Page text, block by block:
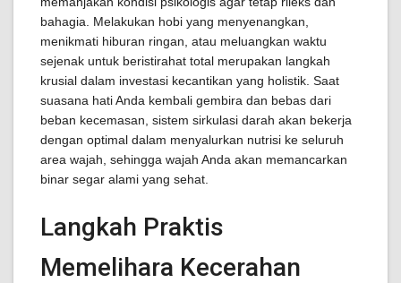
bahagia. Melakukan hobi yang menyenangkan,
menikmati hiburan ringan, atau meluangkan waktu
sejenak untuk beristirahat total merupakan langkah
krusial dalam investasi kecantikan yang holistik. Saat
suasana hati Anda kembali gembira dan bebas dari
beban kecemasan, sistem sirkulasi darah akan bekerja
dengan optimal dalam menyalurkan nutrisi ke seluruh
area wajah, sehingga wajah Anda akan memancarkan
binar segar alami yang sehat.
Langkah Praktis
Memelihara Kecerahan